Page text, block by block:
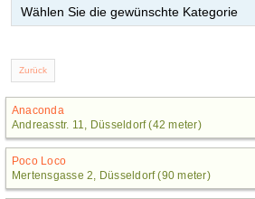
Anaconda
Andreasstr. 11, Düsseldorf (42 meter)
Poco Loco
Mertensgasse 2, Düsseldorf (90 meter)